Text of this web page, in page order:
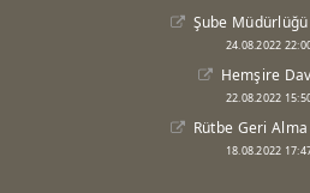
Şube Müdürlüğü
24.08.2022
Hemşire
22.08.2022
Rütbe Geri Alma
18.08.2022